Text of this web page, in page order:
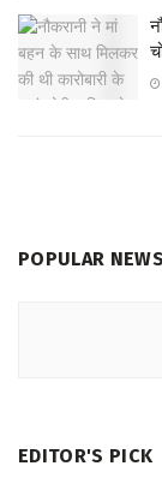
POPULAR NEWS
EDITOR'S PICK